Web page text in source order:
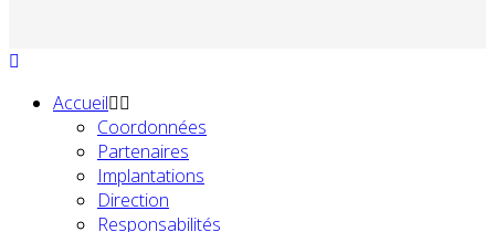
Accueil
Coordonnées
Partenaires
Implantations
Direction
Responsabilités